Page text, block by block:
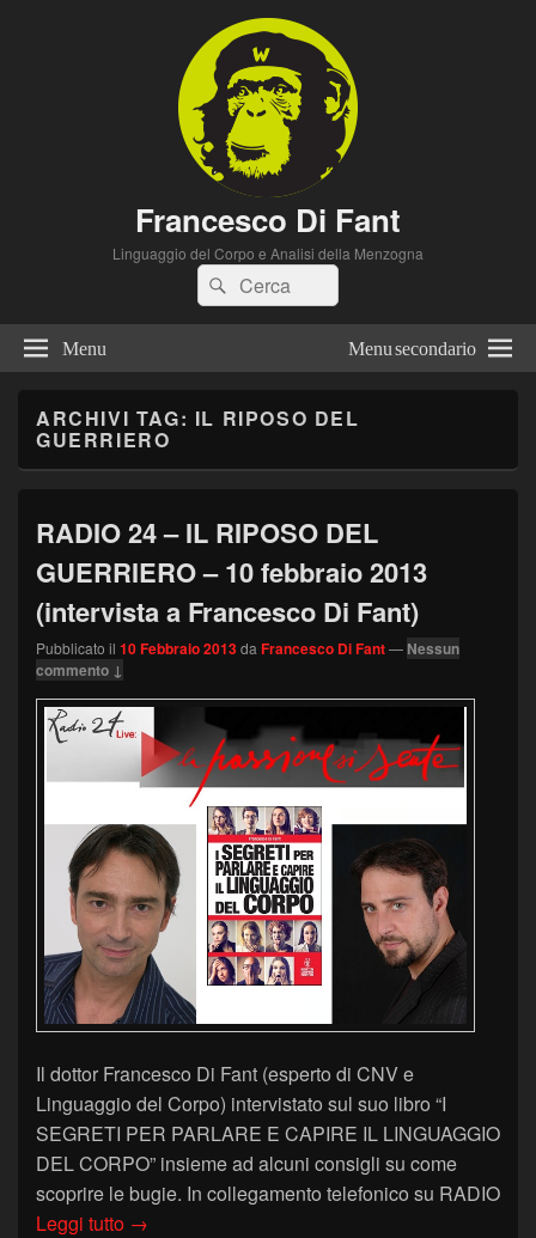
Francesco Di Fant
Linguaggio del Corpo e Analisi della Menzogna
Cerca:Cerca
Menu Menu secondario
ARCHIVI TAG: IL RIPOSO DEL
GUERRIERO
RADIO 24 – IL RIPOSO DEL
GUERRIERO – 10 febbraio 2013
(intervista a Francesco Di Fant)
Pubblicato il 10 Febbraio 2013da Francesco Di Fant— Nessun
commento ↓
Il dottor Francesco Di Fant (esperto di CNV e
Linguaggio del Corpo) intervistato sul suo libro “I
SEGRETI PER PARLARE E CAPIRE IL LINGUAGGIO
DEL CORPO” insieme ad alcuni consigli su come
scoprire le bugie. In collegamento telefonico su RADIO
Leggi tutto RADIO 24 – IL RIPOSO DEL GUERRIERO –
→